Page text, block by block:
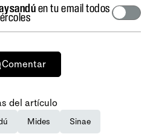
en tu email todos
Comentar
del artículo
Mides Sinae